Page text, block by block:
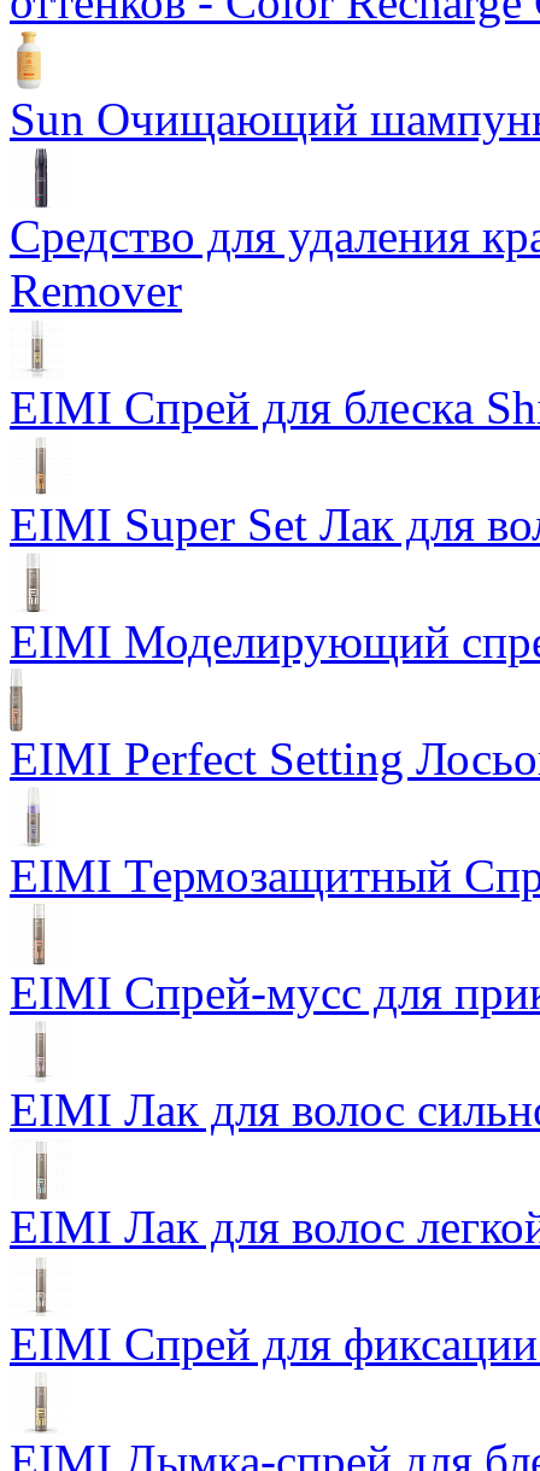
Sun Очищающий
Средство для удаления
Remover
EIMI Спрей для блеска
EIMI Super Set Лак для
EIMI Моделирующий
EIMI Perfect Setting
EIMI Термозащитный
EIMI Спрей-мусс для
EIMI Лак для волос
EIMI Лак для волос
EIMI Спрей для